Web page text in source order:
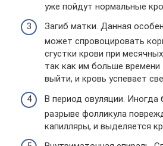
уже пойдут нормальные
Загиб матки. Данная
может спровоцировать
сгустки крови при
так как им больше
выйти, и кровь успевает
В период овуляции. Иногда
разрыве фолликула
капилляры, и выделяется